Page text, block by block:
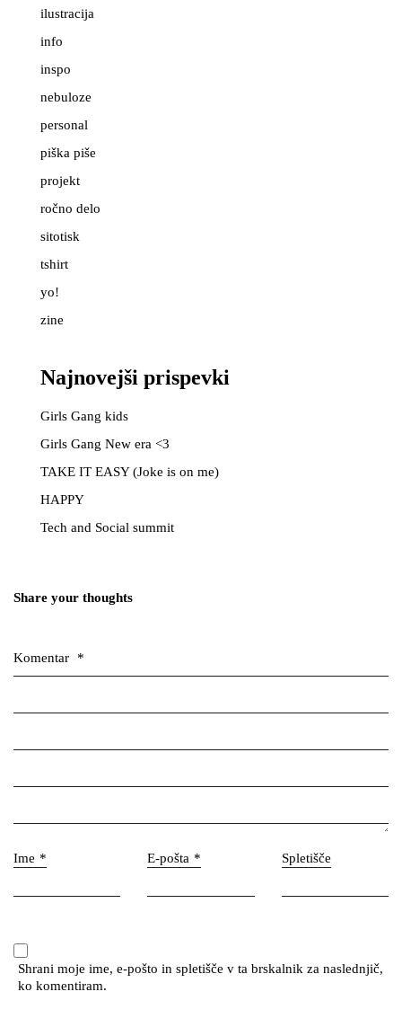
ilustracija
info
inspo
nebuloze
personal
piška piše
projekt
ročno delo
sitotisk
tshirt
yo!
zine
Najnovejši prispevki
Girls Gang kids
Girls Gang New era <3
TAKE IT EASY (Joke is on me)
HAPPY
Tech and Social summit
Share your thoughts
Komentar *
Ime * E-pošta * Spletišče
Shrani moje ime, e-pošto in spletišče v ta brskalnik za naslednjič,
ko komentiram.
KONTAKT Piši mi <3
FAQ & Politika zasebnosti
Podpri Pirate Piško s skodelico kave!
Hvala